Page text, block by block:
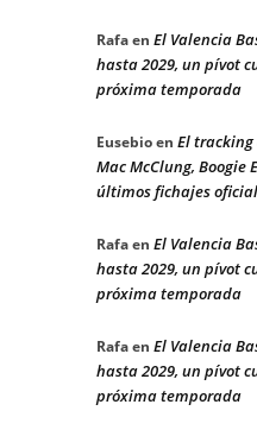
Rafaen El Valencia
hasta 2029, un pívot
próxima temporada
Eusebioen El tracking
Mac McClung, Boogie
últimos fichajes
Rafaen El Valencia
hasta 2029, un pívot
próxima temporada
Rafaen El Valencia
hasta 2029, un pívot
próxima temporada